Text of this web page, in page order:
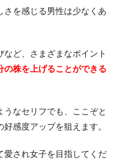
さを感じる男性は少なくあ
ど、さまざまなポイント
の株を上げることができる
なセリフでも、ここぞと
感度アップを狙えます。
愛され女子を目指してくだ